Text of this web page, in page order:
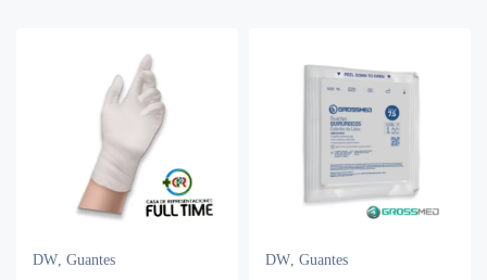
DW, Guantes DW, Guantes